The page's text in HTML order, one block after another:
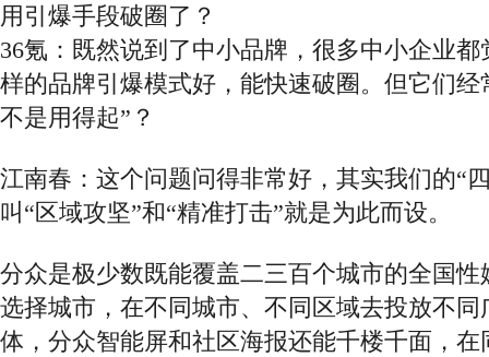
用引爆手段破圈了？
36氪：既然说到了中小品牌，很多中小企业
样的品牌引爆模式好，能快速破圈。但它们经
不是用得起”？
江南春：这个问题问得非常好，其实我们的“
叫“区域攻坚”和“精准打击”就是为此而设。
分众是极少数既能覆盖二三百个城市的全国性
选择城市，在不同城市、不同区域去投放不同
体，分众智能屏和社区海报还能千楼千面，在